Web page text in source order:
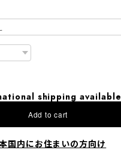
shipping available
Add to cart
国内にお住まいの方向け